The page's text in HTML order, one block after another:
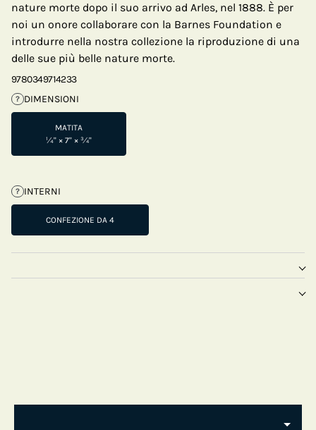
nature morte dopo il suo arrivo ad Arles, nel 1888. È per
noi un onore collaborare con la Barnes Foundation e
introdurre nella nostra collezione la riproduzione di una
delle sue più belle nature morte.
9780349714233
? DIMENSIONI
MATITA
¼" × 7" × ¾"
? INTERNI
CONFEZIONE DA 4